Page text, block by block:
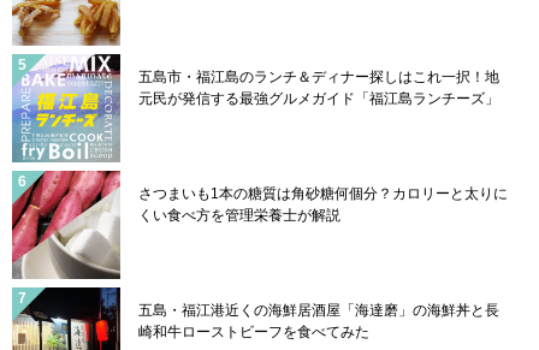
五島市・福江島のランチ＆ディナー探しはこれ一択！地
元民が発信する最強グルメガイド「福江島ランチーズ」
さつまいも1本の糖質は角砂糖何個分？カロリーと太りに
くい食べ方を管理栄養士が解説
五島・福江港近くの海鮮居酒屋「海達磨」の海鮮丼と長
崎和牛ローストビーフを食べてみた